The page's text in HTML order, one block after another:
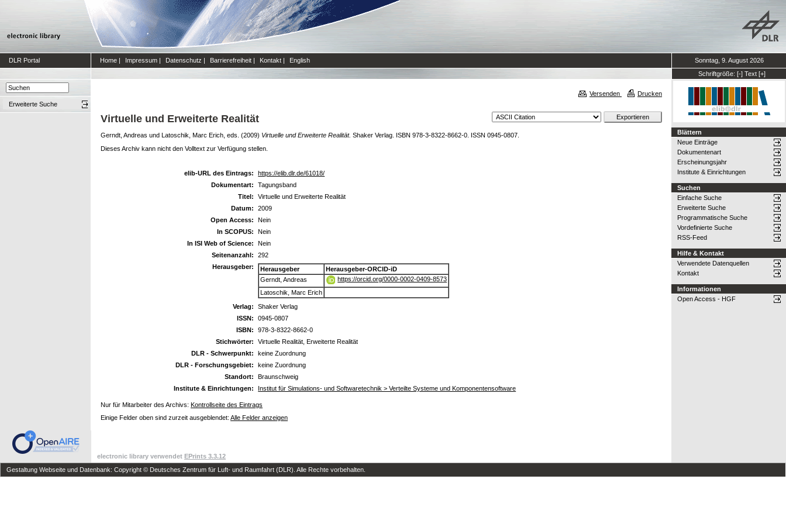
DLR Portal Home | Impressum | Datenschutz | Barrierefreiheit | Kontakt | English
Sonntag, 9. August 2026
Schriftgröße: [-] Text [+]
Erweiterte Suche
Versenden Drucken
Virtuelle und Erweiterte Realität
Gerndt, Andreas und Latoschik, Marc Erich , eds. (2009) Virtuelle und Erweiterte Realität. Shaker Verlag. ISBN 978-3-8322-8662-0. ISSN 0945-0807.
Dieses Archiv kann nicht den Volltext zur Verfügung stellen.
elib-URL des Eintrags:
https://elib.dlr.de/61018/
Dokumentart:
Tagungsband
Titel:
Virtuelle und Erweiterte Realität
Datum:
2009
Open Access:
Nein
In SCOPUS:
Nein
In ISI Web of Science:
Nein
Seitenanzahl:
292
Herausgeber:
Herausgeber
Herausgeber-ORCID-iD
Gerndt, Andreas
https://orcid.org/0000-0002-0409-8573
Latoschik, Marc Erich
Verlag:
Shaker Verlag
ISSN:
0945-0807
ISBN:
978-3-8322-8662-0
Stichwörter:
Virtuelle Realität, Erweiterte Realität
DLR - Schwerpunkt:
keine Zuordnung
DLR - Forschungsgebiet:
keine Zuordnung
Standort:
Braunschweig
Institute & Einrichtungen:
Institut für Simulations- und Softwaretechnik > Verteilte Systeme und Komponentensoftware
Nur für Mitarbeiter des Archivs: Kontrollseite des Eintrags
Einige Felder oben sind zurzeit ausgeblendet: Alle Felder anzeigen
Blättern
Neue Einträge
Dokumentenart
Erscheinungsjahr
Institute & Einrichtungen
Suchen
Einfache Suche
Erweiterte Suche
Programmatische Suche
Vordefinierte Suche
RSS-Feed
Hilfe & Kontakt
Verwendete Datenquellen
Kontakt
Informationen
Open Access - HGF
electronic library verwendet EPrints 3.3.12
Gestaltung Webseite und Datenbank: Copyright © Deutsches Zentrum für Luft- und Raumfahrt (DLR). Alle Rechte vorbehalten.